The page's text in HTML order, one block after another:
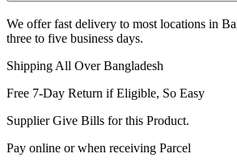
We offer fast delivery to most locations in
three to five business days.
Shipping All Over Bangladesh
Free 7-Day Return if Eligible, So Easy
Supplier Give Bills for this Product.
Pay online or when receiving Parcel